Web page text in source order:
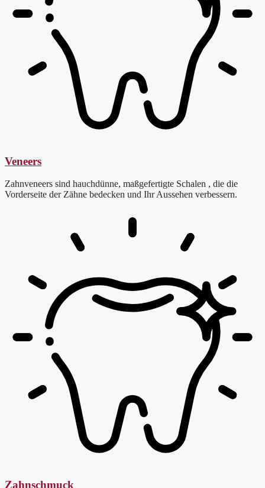
Veneers
Zahnveneers sind hauchdünne, maßgefertigte Schalen , die die
Vorderseite der Zähne bedecken und Ihr Aussehen verbessern.
Zahnschmuck